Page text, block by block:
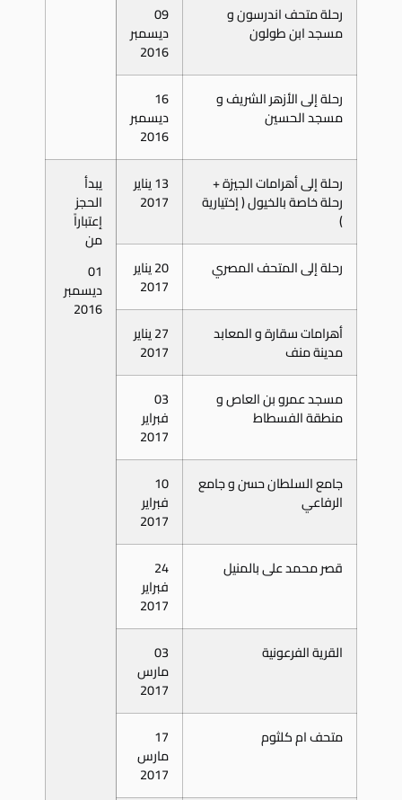
رحلة متحف اندرسون و
مسجد ابن طولون
09
ديسمبر
2016
رحلة إلى الأزهر الشريف و
مسجد الحسين
16
ديسمبر
2016
رحلة إلى أهرامات الجيزة +
رحلة خاصة بالخيول ( إختيارية
)
13 يناير
2017
يبدأ
الحجز
إعتباراً
من
01
ديسمبر
2016
رحلة إلى المتحف المصري 20 يناير
2017
أهرامات سقارة و المعابد
مدينة منف
27 يناير
2017
مسجد عمرو بن العاص و
منطقة الفسطاط
03
فبراير
2017
جامع السلطان حسن و جامع
الرفاعي
10
فبراير
2017
قصر محمد على بالمنيل
24
فبراير
2017
القرية الفرعونية
03
مارس
2017
متحف ام كلثوم
17
مارس
2017